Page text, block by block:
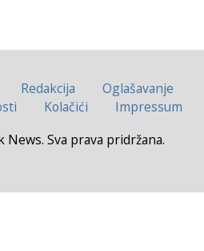
Redakcija
Oglašavanje
Kolačići
Impressum
Sva prava pridržana.